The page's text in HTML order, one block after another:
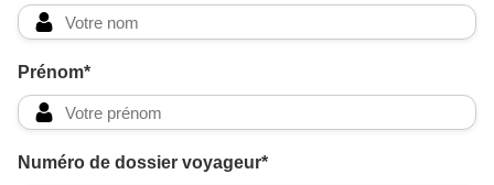
Prénom*
Numéro de dossier voyageur*